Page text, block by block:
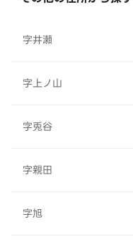
字井瀬
字上ノ山
字兎谷
字親田
字旭